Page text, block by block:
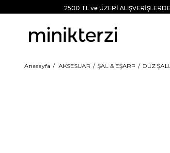
2500 TL ve ÜZERİ
Anasayfa AKSESUAR ŞAL & EŞARP DÜZ